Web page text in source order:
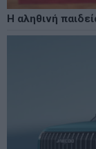
Η αληθινή